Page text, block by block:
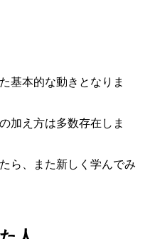
基本的な動きとなりま
加え方は多数存在しま
ら、また新しく学んでみ